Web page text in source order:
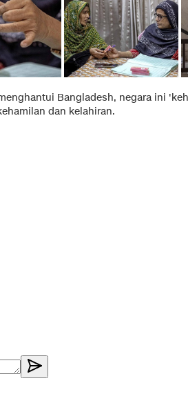
Bangladesh, negara ini
dan kelahiran.